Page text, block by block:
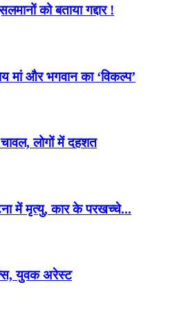
को बताया गद्दार !
मां और भगवान का ‘विकल्प’
चावल, लोगों में दहशत
में मृत्यु, कार के परखच्चे...
युवक अरेस्ट